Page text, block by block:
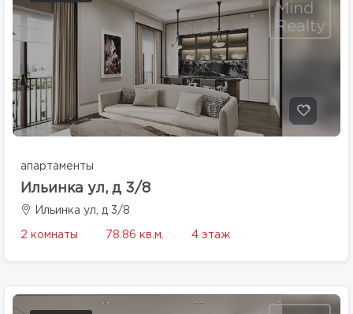
апартаменты
Ильинка ул, д 3/8
Ильинка ул, д 3/8
2 комнаты 78.86 кв.м. 4 этаж